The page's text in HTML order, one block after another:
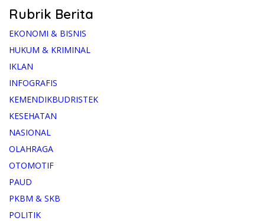
Rubrik Berita
EKONOMI & BISNIS
HUKUM & KRIMINAL
IKLAN
INFOGRAFIS
KEMENDIKBUDRISTEK
KESEHATAN
NASIONAL
OLAHRAGA
OTOMOTIF
PAUD
PKBM & SKB
POLITIK